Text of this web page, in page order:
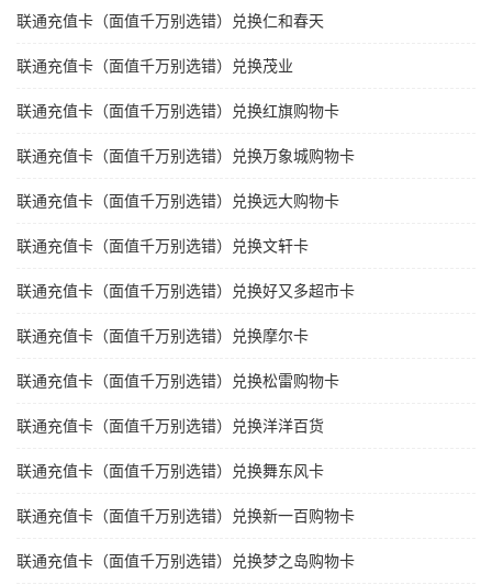
联通充值卡（面值千万别选错）兑换仁和春天
联通充值卡（面值千万别选错）兑换茂业
联通充值卡（面值千万别选错）兑换红旗购物卡
联通充值卡（面值千万别选错）兑换万象城购物卡
联通充值卡（面值千万别选错）兑换远大购物卡
联通充值卡（面值千万别选错）兑换文轩卡
联通充值卡（面值千万别选错）兑换好又多超市卡
联通充值卡（面值千万别选错）兑换摩尔卡
联通充值卡（面值千万别选错）兑换松雷购物卡
联通充值卡（面值千万别选错）兑换洋洋百货
联通充值卡（面值千万别选错）兑换舞东风卡
联通充值卡（面值千万别选错）兑换新一百购物卡
联通充值卡（面值千万别选错）兑换梦之岛购物卡